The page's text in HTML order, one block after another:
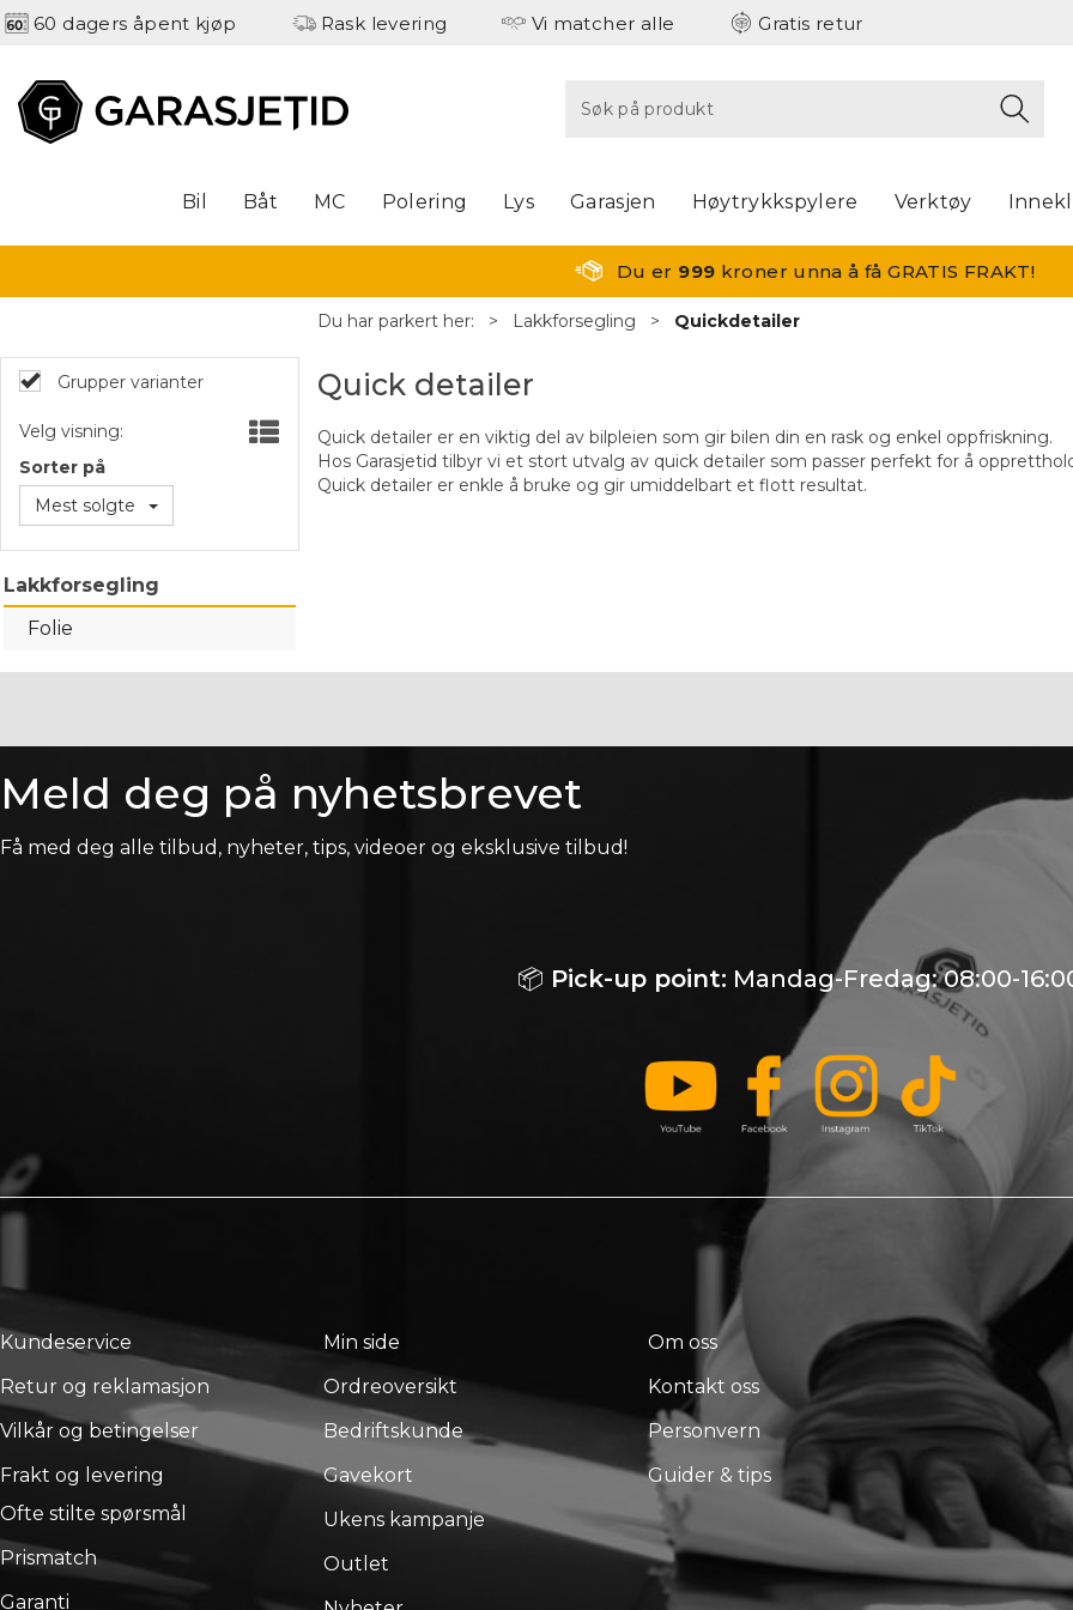
60 dagers åpent kjøp Rask levering Vi matcher alle Gratis retur
Bil Båt MC Polering Lys Garasjen Høytrykkspylere Verktøy
Du er 999 kroner unna å få GRATIS FRAKT!
Du har parkert her: > Lakkforsegling > Quickdetailer
Grupper varianter
Velg visning:
Sorter på
Mest solgte
Lakkforsegling
Folie
Quick detailer
Quick detailer er en viktig del av bilpleien som gir bilen din en rask og enkel oppfriskning.
Hos Garasjetid tilbyr vi et stort utvalg av quick detailer som passer perfekt for å
Quick detailer er enkle å bruke og gir umiddelbart et flott resultat.
Meld deg på nyhetsbrevet
Få med deg alle tilbud, nyheter, tips, videoer og eksklusive tilbud!
📦 Pick-up point: Mandag-Fredag: 08:00-
Kundeservice
Retur og reklamasjon
Vilkår og betingelser
Frakt og levering
Ofte stilte spørsmål
Prismatch
Garanti
Min side
Ordreoversikt
Bedriftskunde
Gavekort
Ukens kampanje
Outlet
Om oss
Kontakt oss
Personvern
Guider & tips